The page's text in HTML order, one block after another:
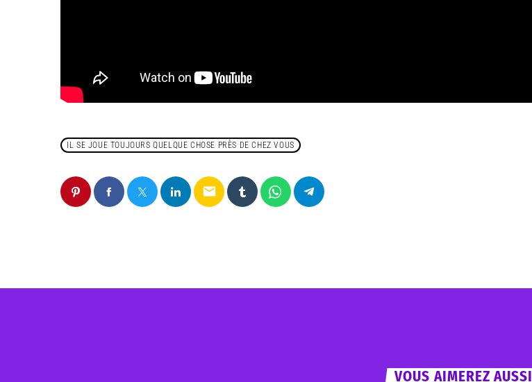
IL SE JOUE TOUJOURS QUELQUE CHOSE PRÈS DE CHEZ VOUS
email
VOUS AIMEREZ AUSSI